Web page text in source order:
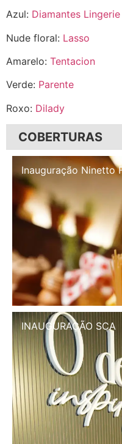
Azul: Diamantes Lingerie
Nude floral: Lasso
Amarelo: Tentacion
Verde: Parente
Roxo: Dilady
COBERTURAS
Inauguração Illa Café
INAUGURAÇÃO SCA